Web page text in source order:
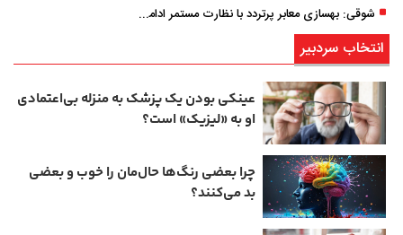
شوقی: بهسازی معابر پرتردد با نظارت مستمر ادامه دارد
انتخاب سردبیر
عینکی‌ بودن یک پزشک به منزله بی‌اعتمادی
او به «لیزیک» است؟
چرا بعضی رنگ‌ها حال‌مان را خوب و بعضی
بد می‌کنند؟